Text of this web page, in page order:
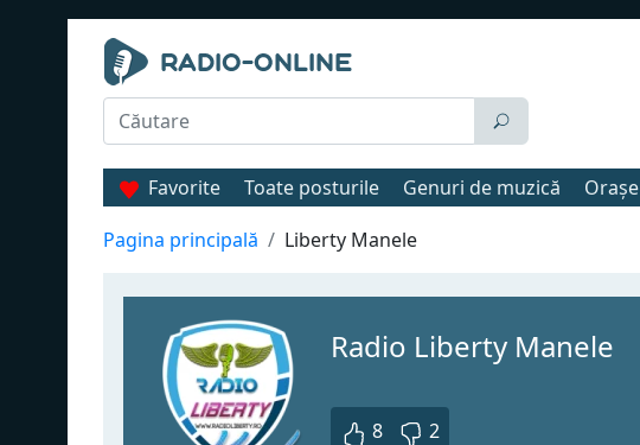
Favorite Toate posturile Genuri de muzică Orașe
Pagina principală
Liberty Manele
Radio Liberty Manele
8 2